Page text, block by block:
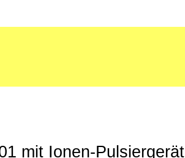
mit Ionen-Pulsiergerät